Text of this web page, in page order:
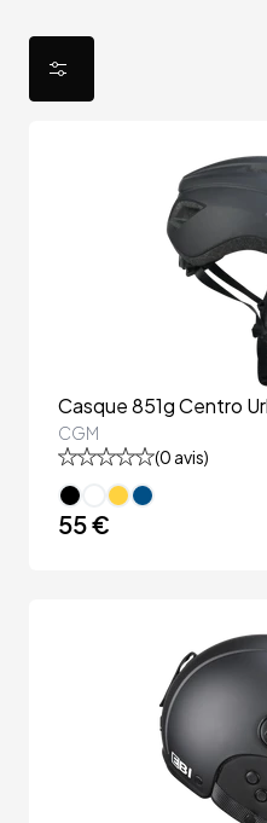
Casque 851g Centro
CGM
(0 avis)
55 €